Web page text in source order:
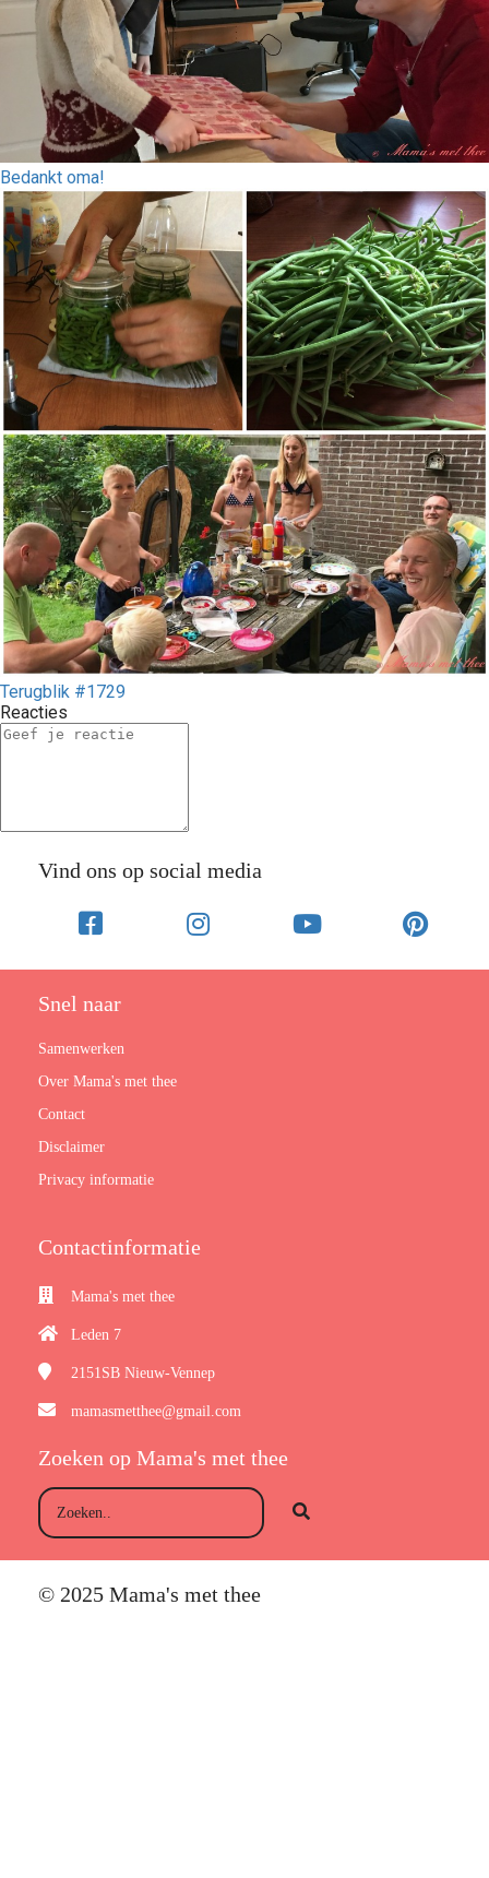
Bedankt oma!
Terugblik #1729
Reacties
Vind ons op social media
Snel naar
Samenwerken
Over Mama's met thee
Contact
Disclaimer
Privacy informatie
Contactinformatie
Mama's met thee
Leden 7
2151SB Nieuw-Vennep
mamasmetthee@gmail.com
Zoeken op Mama's met thee
© 2025 Mama's met thee